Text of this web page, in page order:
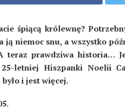
śpiącą królewnę?
ją niemoc snu, a wszystko
teraz prawdziwa historia…
letniej Hiszpanki Noelii
i jest więcej.